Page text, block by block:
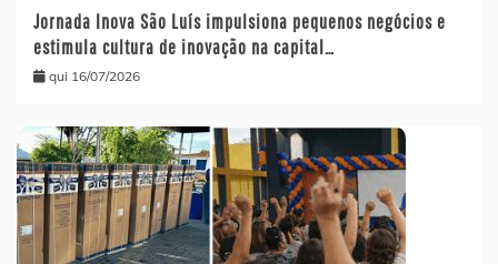
Jornada Inova São Luís impulsiona pequenos negócios e
estimula cultura de inovação na capital…
qui 16/07/2026